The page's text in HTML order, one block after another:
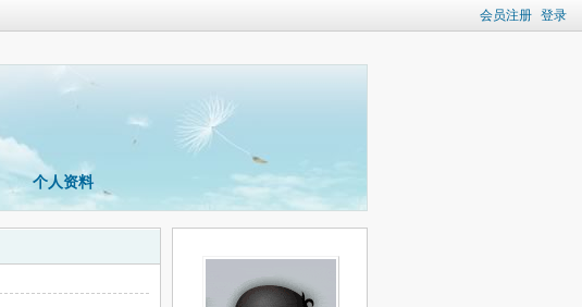
会员注册 登录
个人资料